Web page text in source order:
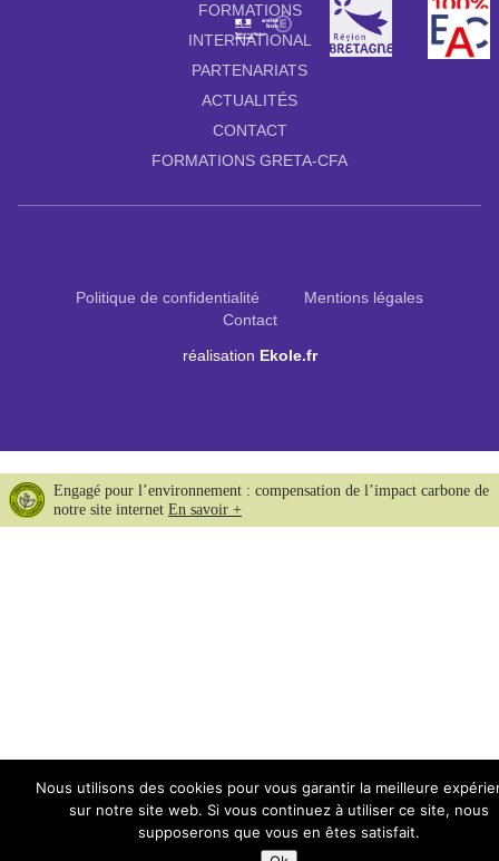
FORMATIONS
INTERNATIONAL
PARTENARIATS
ACTUALITÉS
CONTACT
FORMATIONS GRETA-CFA
Politique de confidentialité
Mentions légales
Contact
réalisation Ekole.fr
Nous utilisons des cookies pour vous garantir la meilleure
sur notre site web. Si vous continuez à utiliser ce site, nous
supposerons que vous en êtes satisfait.
Engagé pour l’environnement : compensation de l’impact carbone de
notre site internet En savoir +